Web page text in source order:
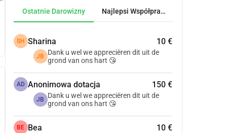
Ostatnie Darowizny Najlepsi Współpracownicy
SH Sharina 10 €
JB
Dank u wel we appreciëren dit uit de
grond van ons hart 😘
AD Anonimowa dotacja 150 €
JB
Dank u wel we appreciëren dit uit de
grond van ons hart 😘
BE Bea 10 €